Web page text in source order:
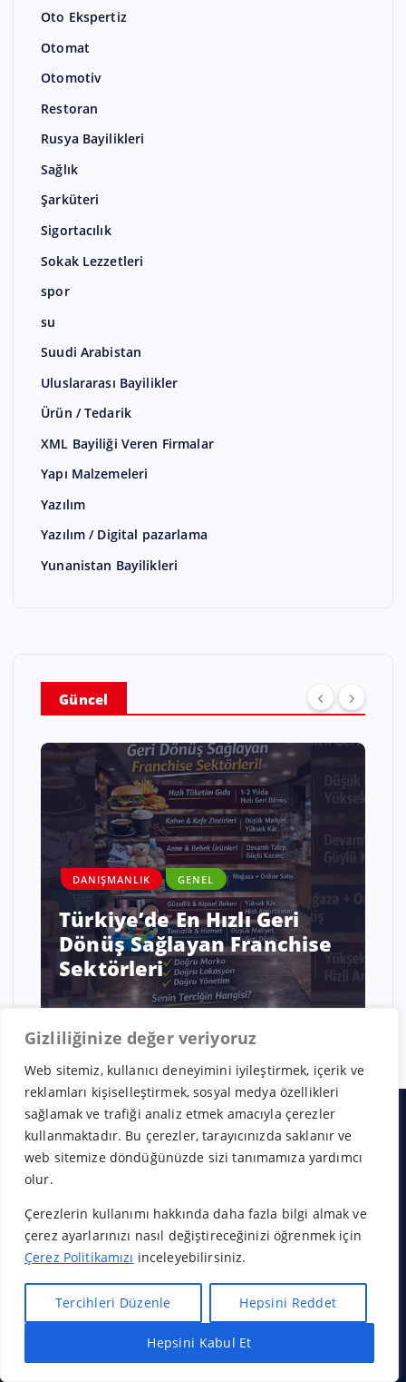
Gizliliğinize değer veriyoruz
Web sitemiz, kullanıcı deneyimini iyileştirmek, içerik ve
reklamları kişiselleştirmek, sosyal medya özellikleri
sağlamak ve trafiği analiz etmek amacıyla çerezler
kullanmaktadır. Bu çerezler, tarayıcınızda saklanır ve
web sitemize döndüğünüzde sizi tanımamıza yardımcı
olur.
Çerezlerin kullanımı hakkında daha fazla bilgi almak ve
çerez ayarlarınızı nasıl değiştireceğinizi öğrenmek için
Çerez Politikamızı inceleyebilirsiniz.
Tercihleri Düzenle Hepsini Reddet
Hepsini Kabul Et
Oto Ekspertiz
Otomat
Otomotiv
Restoran
Rusya Bayilikleri
Sağlık
Şarküteri
Sigortacılık
Sokak Lezzetleri
spor
su
Suudi Arabistan
Uluslararası Bayilikler
Ürün / Tedarik
XML Bayiliği Veren Firmalar
Yapı Malzemeleri
Yazılım
Yazılım / Digital pazarlama
Yunanistan Bayilikleri
Güncel
DANIŞMANLIK GENEL
Savaş ve Kriz Ortamında
Enflasyonist Bir Ülkede İş
Kurmak mı Sabretmek mi?
Hakkımızda
İletişim
Gizlilik Politikası
Kullanım Koşulları
Hızlı Bayilik Al